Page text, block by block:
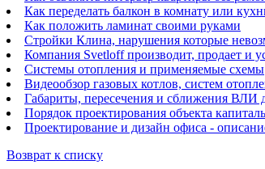
Как переделать балкон в комнату или
Как положить ламинат своими руками
Стройки Клина, нарушения которые
Компания Svetloff производит, продает и
Системы отопления и применяемые схемы
Видеообзор газовых котлов, систем
Габариты, пересечения и сближения ВЛИ
Порядок проектирования объекта
Проектирование и дизайн офиса -
Возврат к списку